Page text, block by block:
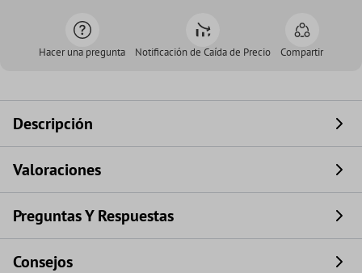
Hacer una pregunta Notificación de Caída de Precio Compartir
Descripción
Valoraciones
Preguntas Y Respuestas
Consejos